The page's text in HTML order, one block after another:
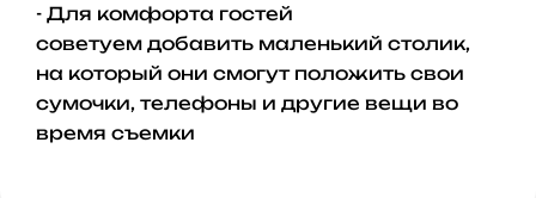
- Для комфорта гостей
советуем добавить маленький столик,
на который они смогут положить свои
сумочки, телефоны и другие вещи во
время съемки